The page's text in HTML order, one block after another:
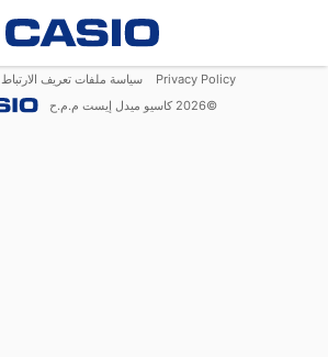
Privacy Policy سياسة ملفات تعريف الارتباط
©
2026 كاسيو ميدل إيست م.م.ح